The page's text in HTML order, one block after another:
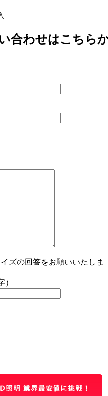
合わせはこちら
ズの回答をお願いいたしま
）